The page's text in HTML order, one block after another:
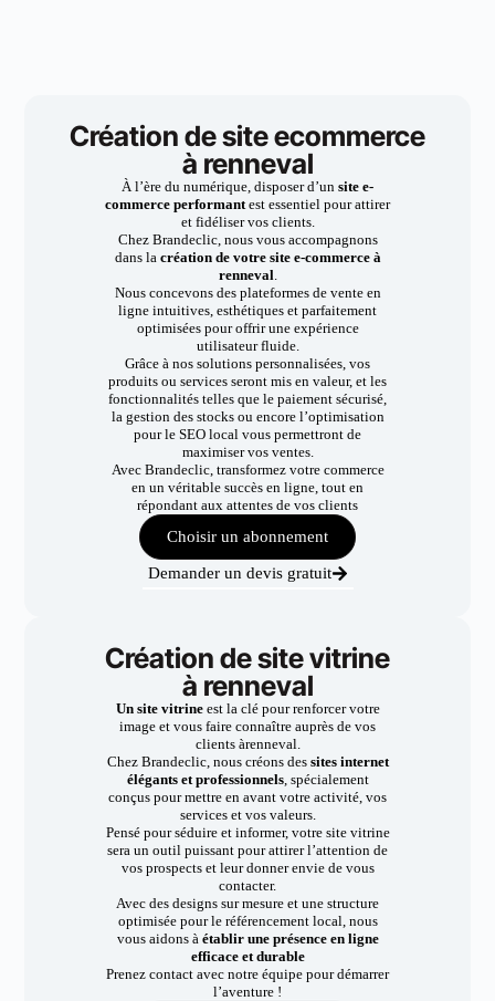
Création de site ecommerce
à renneval
À l’ère du numérique, disposer d’un site e-
commerce performantest essentiel pour attirer
et fidéliser vos clients.
Chez Brandeclic, nous vous accompagnons
dans la création de votre site e-commerce à
renneval.
Nous concevons des plateformes de vente en
ligne intuitives, esthétiques et parfaitement
optimisées pour offrir une expérience
utilisateur fluide.
Grâce à nos solutions personnalisées, vos
produits ou services seront mis en valeur, et les
fonctionnalités telles que le paiement sécurisé,
la gestion des stocks ou encore l’optimisation
pour le SEO local vous permettront de
maximiser vos ventes.
Avec Brandeclic, transformez votre commerce
en un véritable succès en ligne, tout en
répondant aux attentes de vos clients
Choisir un abonnement
Demander un devis gratuit
Création de site vitrine
à renneval
Un site vitrineest la clé pour renforcer votre
image et vous faire connaître auprès de vos
clients àrenneval.
Chez Brandeclic, nous créons dessites internet
élégants et professionnels, spécialement
conçus pour mettre en avant votre activité, vos
services et vos valeurs.
Pensé pour séduire et informer, votre site vitrine
sera un outil puissant pour attirer l’attention de
vos prospects et leur donner envie de vous
contacter.
Avec des designs sur mesure et une structure
optimisée pour le référencement local, nous
vous aidons à établir une présence en ligne
efficace et durable
Prenez contact avec notre équipe pour démarrer
l’aventure !